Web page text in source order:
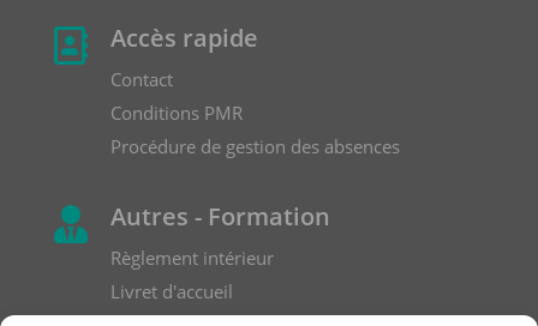
 Accès rapide
Contact
Conditions PMR
Procédure de gestion des absences
 Autres - Formation
Règlement intérieur
Livret d'accueil